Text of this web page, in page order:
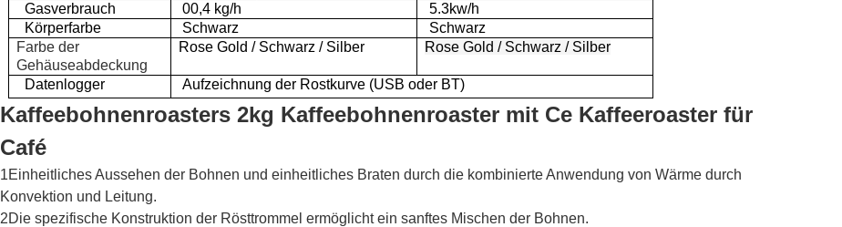
Gasverbrauch
00,4 kg/h
5.3kw/h
Körperfarbe
Schwarz
Schwarz
Farbe der
Gehäuseabdeckung
Rose Gold / Schwarz / Silber Rose Gold / Schwarz / Silber
Datenlogger Aufzeichnung der Rostkurve (USB oder BT)
Kaffeebohnenroasters 2kg Kaffeebohnenroaster mit Ce Kaffeeroaster für
Café
1Einheitliches Aussehen der Bohnen und einheitliches Braten durch die kombinierte Anwendung von Wärme durch
Konvektion und Leitung.
2Die spezifische Konstruktion der Rösttrommel ermöglicht ein sanftes Mischen der Bohnen.